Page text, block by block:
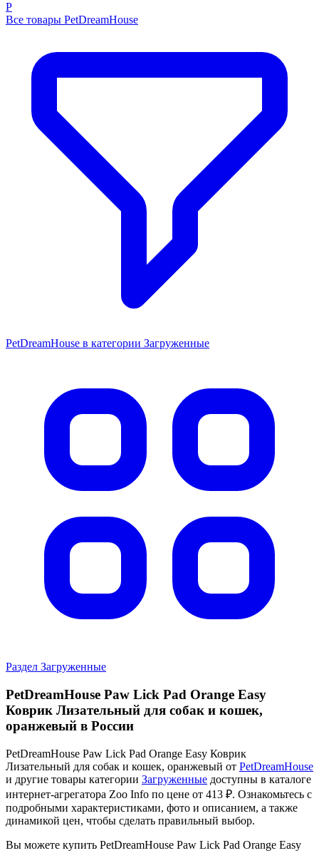
P
Все товары PetDreamHouse
PetDreamHouse в категории Загруженные
Раздел Загруженные
PetDreamHouse Paw Lick Pad Orange Easy
Коврик Лизательный для собак и кошек,
оранжевый в России
PetDreamHouse Paw Lick Pad Orange Easy Коврик
Лизательный для собак и кошек, оранжевый от PetDreamHouse
и другие товары категории Загруженные доступны в каталоге
интернет-агрегатора Zoo Info по цене от 413 ₽. Ознакомьтесь с
подробными характеристиками, фото и описанием, а также
динамикой цен, чтобы сделать правильный выбор.
Вы можете купить PetDreamHouse Paw Lick Pad Orange Easy